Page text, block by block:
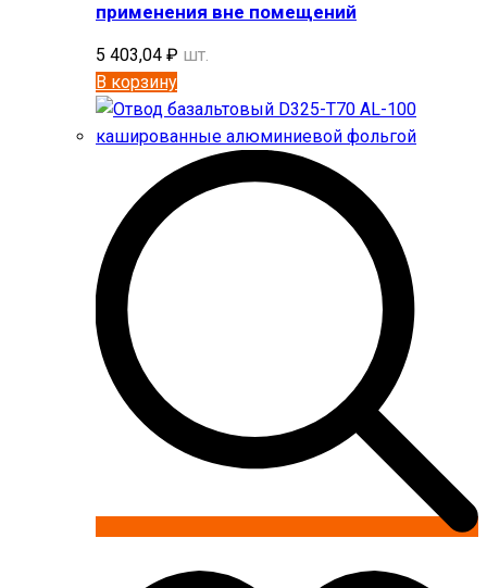
применения вне помещений
5 403,04 ₽ шт.
В корзину